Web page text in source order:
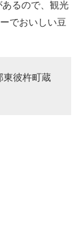
るので、観光
でおいしい豆
東彼杵町蔵